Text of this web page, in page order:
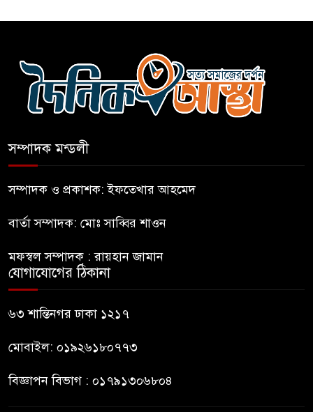
কিশোর
ভারত থেকে আসছে ২ দশমিক ৩
মেট্রিক টন টিয়ার শেল
অভাব
বহিষ্কৃত জামাত নেতার কর্মীরা যোগ
সম্পাদক মন্ডলী
সম্পাদক ও প্রকাশক: ইফতেখার আহমেদ
বার্তা সম্পাদক: মোঃ সাব্বির শাওন
মফস্বল সম্পাদক : রায়হান জামান
যোগাযোগের ঠিকানা
৬৩ শান্তিনগর ঢাকা ১২১৭
মোবাইল: ০১৯২৬১৮০৭৭৩
বিজ্ঞাপন বিভাগ : ০১৭৯১৩০৬৮০৪